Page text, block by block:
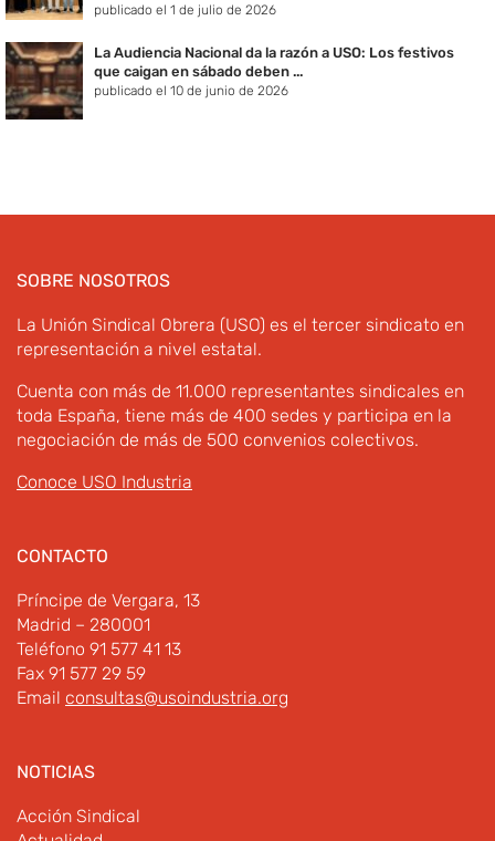
publicado el 1 de julio de 2026
La Audiencia Nacional da la razón a USO: Los festivos
que caigan en sábado deben ...
publicado el 10 de junio de 2026
SOBRE NOSOTROS
La Unión Sindical Obrera (USO) es el tercer sindicato en
representación a nivel estatal.
Cuenta con más de 11.000 representantes sindicales en
toda España, tiene más de 400 sedes y participa en la
negociación de más de 500 convenios colectivos.
Conoce USO Industria
CONTACTO
Príncipe de Vergara, 13
Madrid – 280001
Teléfono 91 577 41 13
Fax 91 577 29 59
Email consultas@usoindustria.org
NOTICIAS
Acción Sindical